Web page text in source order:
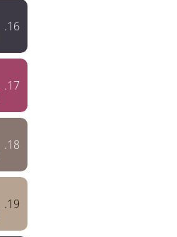
16
.
17
.
18
.
19
.